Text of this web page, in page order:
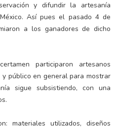
y difundir la artesanía
Así pues el pasado 4 de
a los ganadores de dicho
participaron artesanos
público en general para mostrar
sigue subsistiendo, con una
materiales utilizados, diseños